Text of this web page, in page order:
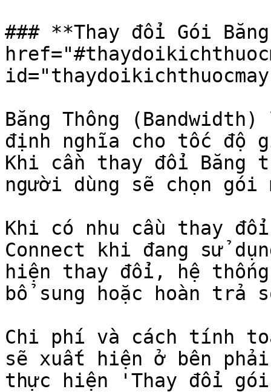
### **Thay đổi Gói
Băng Thông
định nghĩa cho tốc độ
Khi cần thay đổi Băng
người dùng sẽ chọn
Khi có nhu cầu thay đổi
Connect khi đang sử
hiện thay đổi, hệ
bổ sung hoặc hoàn trả
Chi phí và cách tính
sẽ xuất hiện ở bên
thực hiện 'Thay đổi gói